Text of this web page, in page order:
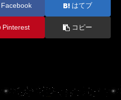
Facebook はてブ
Pinterest コピー